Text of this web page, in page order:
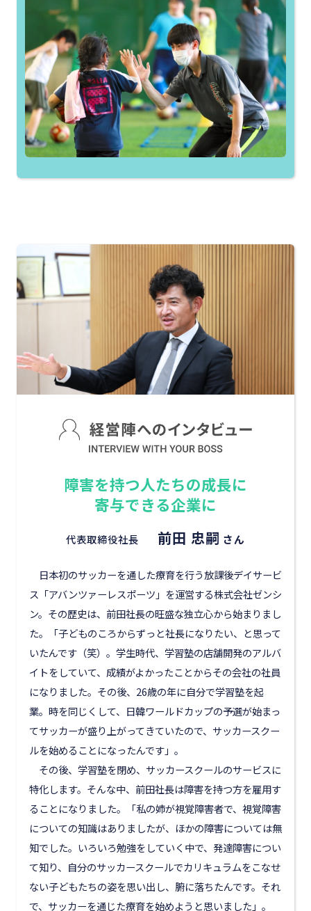
障害を持つ人たちの成長に
寄与できる企業に
代表取締役社長 前田 忠嗣 さん
日本初のサッカーを通した療育を行う放課後デイサービ
ス「アバンツァーレスポーツ」を運営する株式会社ゼンシ
ン。その歴史は、前田社長の旺盛な独立心から始まりまし
た。「子どものころからずっと社長になりたい、と思って
いたんです（笑）。学生時代、学習塾の店舗開発のアルバ
イトをしていて、成績がよかったことからその会社の社員
になりました。その後、26歳の年に自分で学習塾を起
業。時を同じくして、日韓ワールドカップの予選が始まっ
てサッカーが盛り上がってきていたので、サッカースクー
ルを始めることになったんです」。
その後、学習塾を閉め、サッカースクールのサービスに
特化します。そんな中、前田社長は障害を持つ方を雇用す
ることになりました。「私の姉が視覚障害者で、視覚障害
についての知識はありましたが、ほかの障害については無
知でした。いろいろ勉強をしていく中で、発達障害につい
て知り、自分のサッカースクールでカリキュラムをこなせ
ない子どもたちの姿を思い出し、腑に落ちたんです。それ
で、サッカーを通じた療育を始めようと思いました」。